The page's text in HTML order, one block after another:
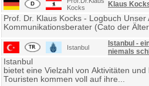
Kocks
Klaus
Prof. Dr. Klaus Kocks - Logbuch
Kommunikationsberater (Cato der
Istanbul
Istanbul -
niemals
Istanbul
bietet eine Vielzahl von Aktivitäten
Touristen kommen voll auf ihre...